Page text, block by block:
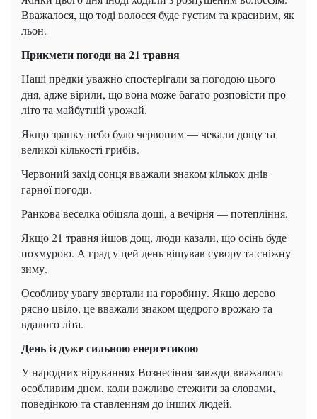
Вважалося, що тоді волосся буде густим та красивим, як
льон.
Прикмети погоди на 21 травня
Наші предки уважно спостерігали за погодою цього
дня, адже вірили, що вона може багато розповісти про
літо та майбутній урожай.
Якщо зранку небо було червоним — чекали дощу та
великої кількості грибів.
Червоний захід сонця вважали знаком кількох днів
гарної погоди.
Ранкова веселка обіцяла дощі, а вечірня — потепління.
Якщо 21 травня йшов дощ, люди казали, що осінь буде
похмурою. А град у цей день віщував сувору та сніжну
зиму.
Особливу увагу звертали на горобину. Якщо дерево
рясно цвіло, це вважали знаком щедрого врожаю та
вдалого літа.
День із дуже сильною енергетикою
У народних віруваннях Вознесіння завжди вважалося
особливим днем, коли важливо стежити за словами,
поведінкою та ставленням до інших людей.